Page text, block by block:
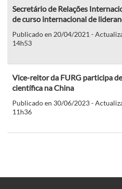
Secretário de Relações
de curso internacional de
Publicado en 20/04/2021 -
14h53
Vice-reitor da FURG participa
científica na China
Publicado en 30/06/2023 -
11h36